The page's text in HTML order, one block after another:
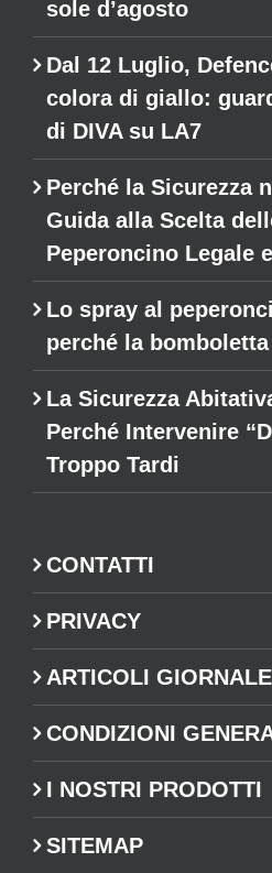
sole d’agosto
Dal 12 Luglio,
colora di giallo:
di DIVA su LA7
Perché la Sicurezza
Guida alla Scelta
Peperoncino Legale
Lo spray al
perché la
La Sicurezza
Perché Intervenire
Troppo Tardi
CONTATTI
PRIVACY
ARTICOLI GIORNALE
CONDIZIONI
I NOSTRI PRODOTTI
SITEMAP